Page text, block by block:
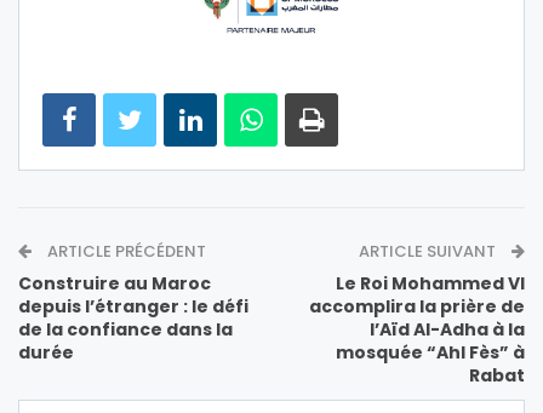
ARTICLE PRÉCÉDENT
Construire au Maroc
depuis l’étranger : le défi
de la confiance dans la
durée
ARTICLE SUIVANT
Le Roi Mohammed VI
accomplira la prière de
l’Aïd Al-Adha à la
mosquée “Ahl Fès” à
Rabat